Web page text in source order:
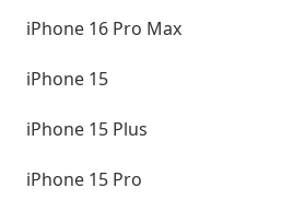
iPhone 16 Pro Max
iPhone 15
iPhone 15 Plus
iPhone 15 Pro